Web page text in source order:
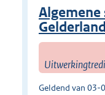
Geldend van